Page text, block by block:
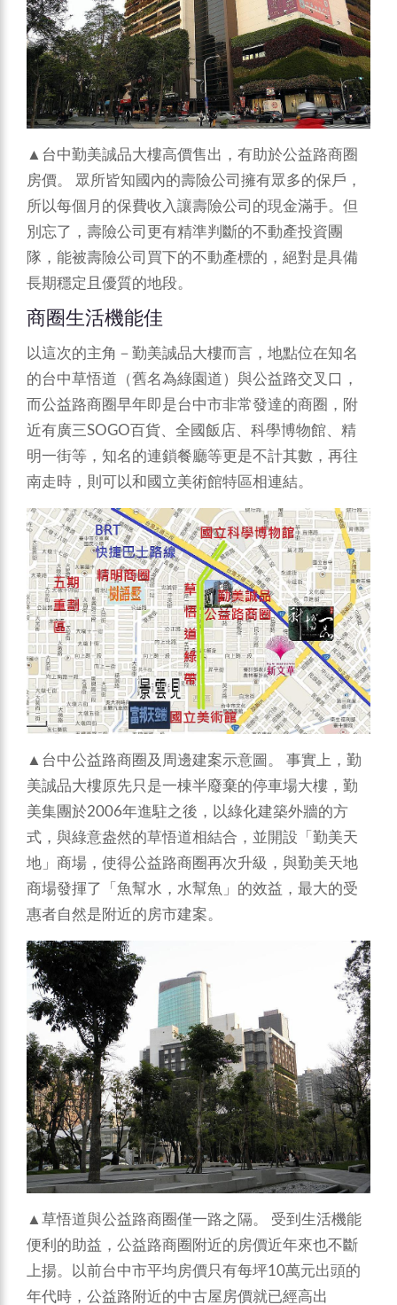
▲台中勤美誠品大樓高價售出，有助於公益路商圈
房價。 眾所皆知國內的壽險公司擁有眾多的保戶，
所以每個月的保費收入讓壽險公司的現金滿手。但
別忘了，壽險公司更有精準判斷的不動產投資團
隊，能被壽險公司買下的不動產標的，絕對是具備
長期穩定且優質的地段。
商圈生活機能佳
以這次的主角－勤美誠品大樓而言，地點位在知名
的台中草悟道（舊名為綠園道）與公益路交叉口，
而公益路商圈早年即是台中市非常發達的商圈，附
近有廣三SOGO百貨、全國飯店、科學博物館、精
明一街等，知名的連鎖餐廳等更是不計其數，再往
南走時，則可以和國立美術館特區相連結。
▲台中公益路商圈及周邊建案示意圖。 事實上，勤
美誠品大樓原先只是一棟半廢棄的停車場大樓，勤
美集團於2006年進駐之後，以綠化建築外牆的方
式，與綠意盎然的草悟道相結合，並開設「勤美天
地」商場，使得公益路商圈再次升級，與勤美天地
商場發揮了「魚幫水，水幫魚」的效益，最大的受
惠者自然是附近的房市建案。
▲草悟道與公益路商圈僅一路之隔。 受到生活機能
便利的助益，公益路商圈附近的房價近年來也不斷
上揚。以前台中市平均房價只有每坪10萬元出頭的
年代時，公益路附近的中古屋房價就已經高出